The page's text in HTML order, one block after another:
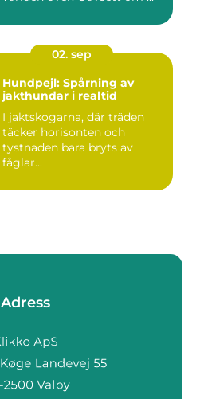
02. sep
Hundpejl: Spårning av
jakthundar i realtid
I jaktskogarna, där träden
täcker horisonten och
tystnaden bara bryts av
fåglar...
Adress